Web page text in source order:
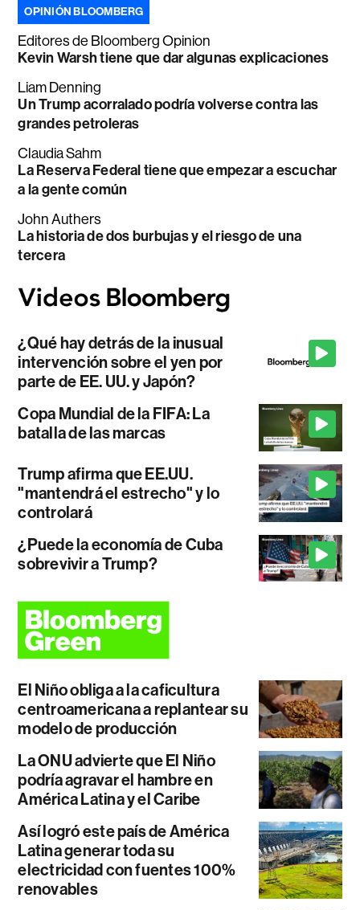
OPINIÓN BLOOMBERG
Editores de Bloomberg Opinion
Kevin Warsh tiene que dar algunas explicaciones
Liam Denning
Un Trump acorralado podría volverse contra las
grandes petroleras
Claudia Sahm
La Reserva Federal tiene que empezar a escuchar
a la gente común
John Authers
La historia de dos burbujas y el riesgo de una
tercera
¿Qué hay detrás de la inusual
intervención sobre el yen por
parte de EE. UU. y Japón?
Copa Mundial de la FIFA: La
batalla de las marcas
Trump afirma que EE.UU.
"mantendrá el estrecho" y lo
controlará
¿Puede la economía de Cuba
sobrevivir a Trump?
El Niño obliga a la caficultura
centroamericana a replantear su
modelo de producción
La ONU advierte que El Niño
podría agravar el hambre en
América Latina y el Caribe
Así logró este país de América
Latina generar toda su
electricidad con fuentes 100%
renovables